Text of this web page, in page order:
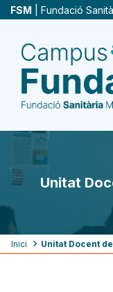
Vés
contingut
FSM | Fundació
Unitat
Fil
Inici Unitat Docent